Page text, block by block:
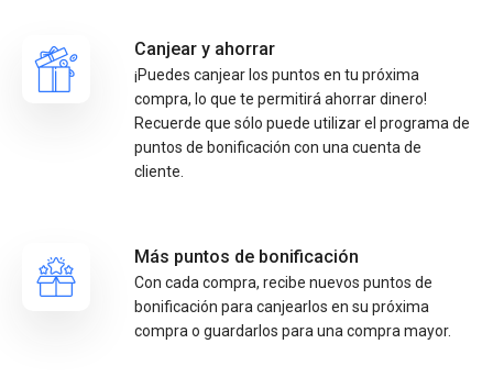
Canjear y ahorrar
¡Puedes canjear los puntos en tu próxima
compra, lo que te permitirá ahorrar dinero!
Recuerde que sólo puede utilizar el programa de
puntos de bonificación con una cuenta de
cliente.
Más puntos de bonificación
Con cada compra, recibe nuevos puntos de
bonificación para canjearlos en su próxima
compra o guardarlos para una compra mayor.